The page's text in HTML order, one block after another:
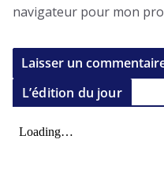
navigateur pour mon
L’édition du jour